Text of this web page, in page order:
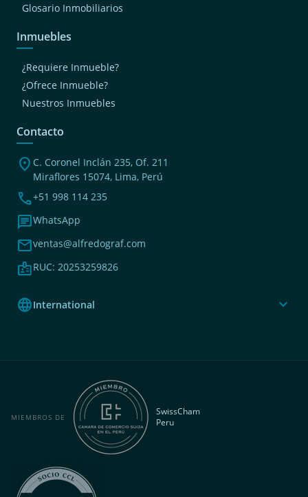
Glosario Inmobiliarios
Inmuebles
¿Requiere Inmueble?
¿Ofrece Inmueble?
Nuestros Inmuebles
Contacto
location_on C. Coronel Inclán 235, Of. 211
Miraflores 15074, Lima, Perú
phone+51 998 114 235
chatWhatsApp
mailventas@alfredograf.com
badgeRUC: 20253259826
languageInternational expand_more
MIEMBROS DE
SwissCham
Peru